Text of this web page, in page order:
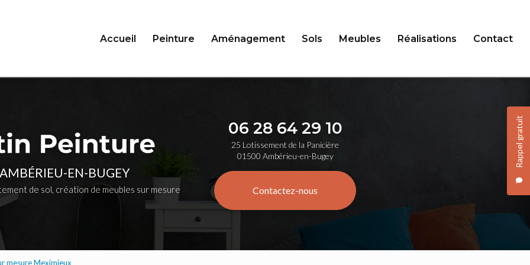
Rappel gratuit
Accueil Peinture Aménagement Sols Meubles Réalisations Contact
EN-BUGEY
de sol, création de meubles sur mesure
06 28 64 29 10
25 Lotissement de la Panicière
01500 Ambérieu-en-Bugey
Contactez-nous
mesure Meximieux